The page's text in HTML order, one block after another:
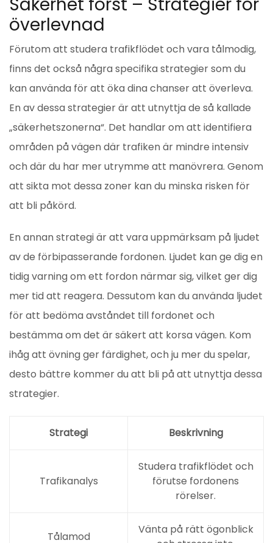
överlevnad
Förutom att studera trafikflödet och vara tålmodig,
finns det också några specifika strategier som du
kan använda för att öka dina chanser att överleva.
En av dessa strategier är att utnyttja de så kallade
„säkerhetszonerna“. Det handlar om att identifiera
områden på vägen där trafiken är mindre intensiv
och där du har mer utrymme att manövrera. Genom
att sikta mot dessa zoner kan du minska risken för
att bli påkörd.
En annan strategi är att vara uppmärksam på ljudet
av de förbipasserande fordonen. Ljudet kan ge dig en
tidig varning om ett fordon närmar sig, vilket ger dig
mer tid att reagera. Dessutom kan du använda ljudet
för att bedöma avståndet till fordonet och
bestämma om det är säkert att korsa vägen. Kom
ihåg att övning ger färdighet, och ju mer du spelar,
desto bättre kommer du att bli på att utnyttja dessa
strategier.
Strategi Beskrivning
Trafikanalys
Studera trafikflödet och
förutse fordonens
rörelser.
Tålamod
Vänta på rätt ögonblick